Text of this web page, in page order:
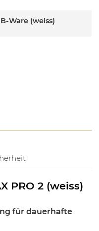
Ware (weiss)
PRO 2 (weiss)
für dauerhafte